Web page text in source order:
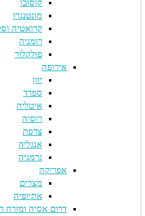
קוסובו
מונטנגרו
קרואטיה וסלובניה
רומניה
פולקלור
אירופה
ספרד
איטליה
רוסיה
צרפת
אנגליה
גרמניה
אפריקה
מצרים
אתיופיה
דרום אסיה ומזרח תיכון